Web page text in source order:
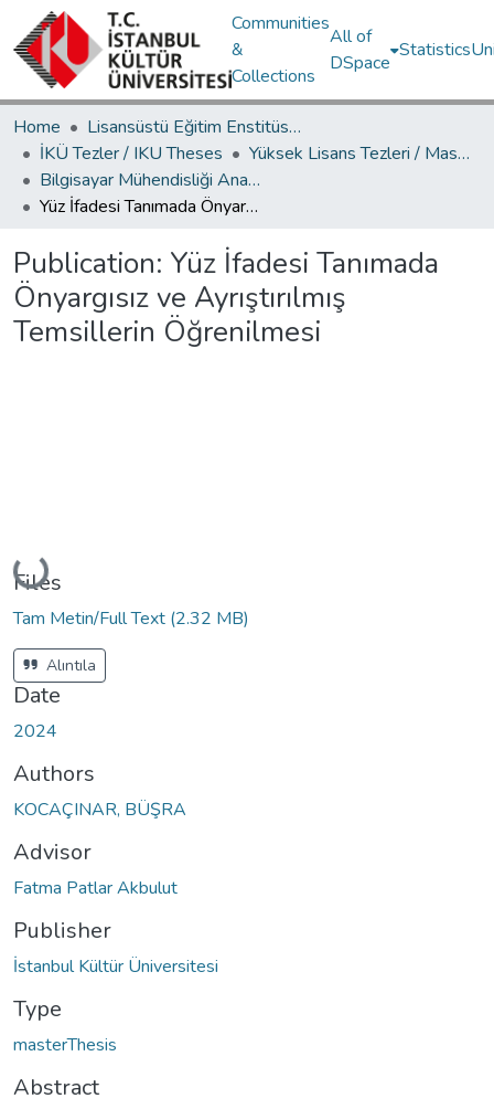
Communities
&
Collections
All of
DSpace
Statistics
Home
Lisansüstü Eğitim Enstitüsü / Postgraduate Education Institute
İKÜ Tezler / IKU Theses
Yüksek Lisans Tezleri / Master's Theses
Bilgisayar Mühendisliği Ana Bilim Dalı / Department of Computer Engineering
Yüz İfadesi Tanımada Önyargısız ve Ayrıştırılmış Temsillerin Öğrenilmesi
Publication: Yüz İfadesi Tanımada
Önyargısız ve Ayrıştırılmış
Temsillerin Öğrenilmesi
Loading...
Files
Tam Metin/Full Text (2.32 MB)
Alıntıla
Date
2024
Authors
KOCAÇINAR, BÜŞRA
Advisor
Fatma Patlar Akbulut
Publisher
İstanbul Kültür Üniversitesi
Type
masterThesis
Abstract